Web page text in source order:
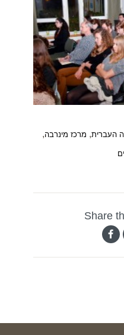
העברית, מרכז מינרבה,
Share